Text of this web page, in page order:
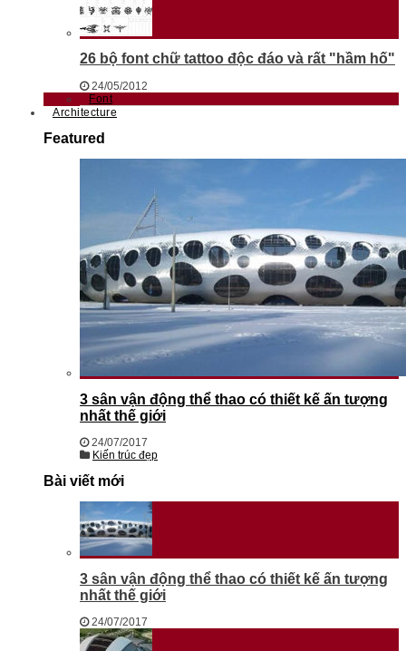
26 bộ font chữ tattoo độc đáo và rất "hầm hố"
24/05/2012
Font
Architecture
Featured
3 sân vận động thể thao có thiết kế ấn tượng
nhất thế giới
24/07/2017
Kiến trúc đẹp
Bài viết mới
3 sân vận động thể thao có thiết kế ấn tượng
nhất thế giới
24/07/2017